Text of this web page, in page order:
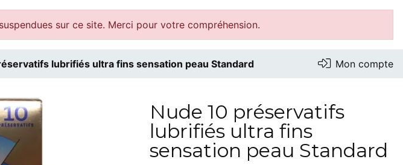
sur ce site. Merci pour votre compréhension.
lubrifiés ultra fins sensation peau Standard Mon compte
Nude 10 préservatifs
lubrifiés ultra fins
sensation peau Standard